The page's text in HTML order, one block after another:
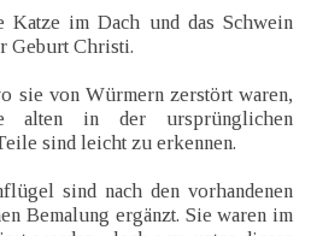
Katze im Dach und das Schwein
Geburt Christi.
sie von Würmern zerstört waren,
alten in der ursprünglichen
sind leicht zu erkennen.
sind nach den vorhandenen
Bemalung ergänzt. Sie waren im